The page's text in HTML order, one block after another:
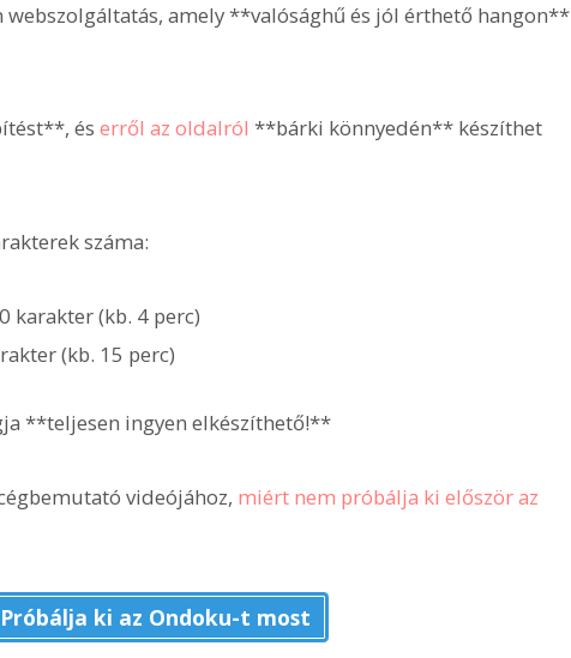
webszolgáltatás, amely **valósághű és jól érthető hangon**
és erről az oldalról **bárki könnyedén** készíthet
száma:
karakter (kb. 4 perc)
(kb. 15 perc)
**teljesen ingyen elkészíthető!**
videójához, miért nem próbálja ki először az
Próbálja ki az Ondoku-t most